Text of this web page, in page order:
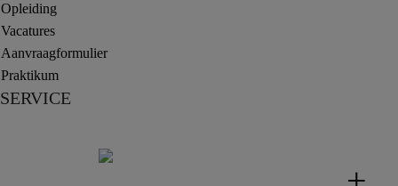
Opleiding
Vacatures
Aanvraagformulier
Praktikum
SERVICE